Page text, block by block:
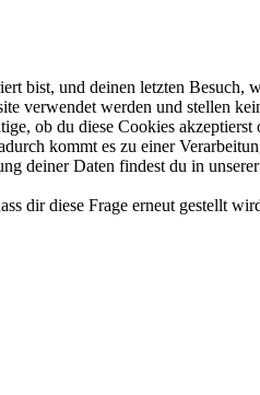
bist, und deinen letzten Besuch,
verwendet werden und stellen
ob du diese Cookies akzeptierst
kommt es zu einer
deiner Daten findest du in
dir diese Frage erneut gestellt